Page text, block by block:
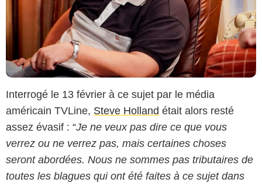
Interrogé le 13 février à ce sujet par le média
américain TVLine, Steve Holland était alors resté
assez évasif : “Je ne veux pas dire ce que vous
verrez ou ne verrez pas, mais certaines choses
seront abordées. Nous ne sommes pas tributaires de
toutes les blagues qui ont été faites à ce sujet dans